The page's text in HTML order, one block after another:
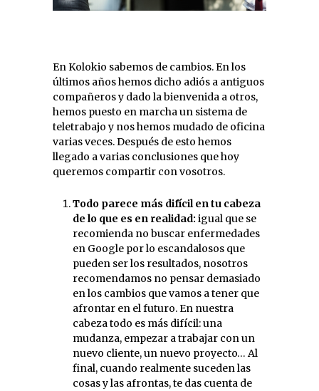
En Kolokio sabemos de cambios. En los
últimos años hemos dicho adiós a antiguos
compañeros y dado la bienvenida a otros,
hemos puesto en marcha un sistema de
teletrabajo y nos hemos mudado de oficina
varias veces. Después de esto hemos
llegado a varias conclusiones que hoy
queremos compartir con vosotros.
Todo parece más difícil en tu cabeza
de lo que es en realidad: igual que se
recomienda no buscar enfermedades
en Google por lo escandalosos que
pueden ser los resultados, nosotros
recomendamos no pensar demasiado
en los cambios que vamos a tener que
afrontar en el futuro. En nuestra
cabeza todo es más difícil: una
mudanza, empezar a trabajar con un
nuevo cliente, un nuevo proyecto… Al
final, cuando realmente suceden las
cosas y las afrontas, te das cuenta de